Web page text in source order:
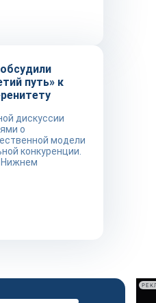
путь» к
дискуссии
о
модели
конкуренции.
Нижнем